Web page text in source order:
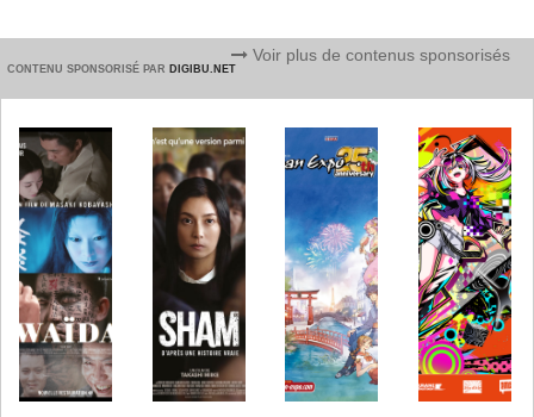
CONTENU SPONSORISÉ PAR DIGIBU.NET
Voir plus de contenus sponsorisés